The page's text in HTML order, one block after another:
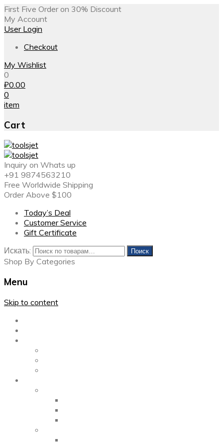
First Five Order on 30% Discount
My Account
User Login
Checkout
My Wishlist
0
₽0.00
0
item
Cart
Inquiry on Whats up
+91 9874563210
Free Worldwide Shipping
Order Above $100
Today’s Deal
Customer Service
Gift Certificate
Искать:
Поиск
Shop By Categories
Menu
Skip to content